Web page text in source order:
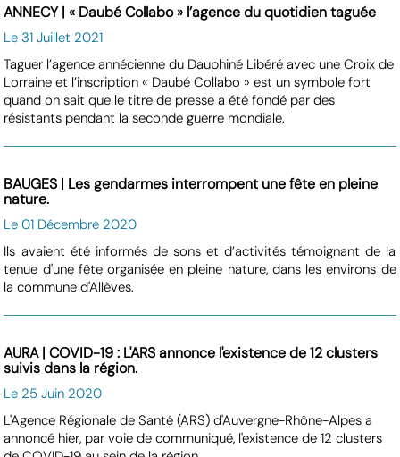
ANNECY | « Daubé Collabo » l’agence du quotidien taguée
Le 31 Juillet 2021
Taguer l’agence annécienne du Dauphiné Libéré avec une Croix de
Lorraine et l’inscription « Daubé Collabo » est un symbole fort
quand on sait que le titre de presse a été fondé par des
résistants pendant la seconde guerre mondiale.
BAUGES | Les gendarmes interrompent une fête en pleine
nature.
Le 01 Décembre 2020
Ils avaient été informés de sons et d’activités témoignant de la
tenue d'une fête organisée en pleine nature, dans les environs de
la commune d'Allèves.
AURA | COVID-19 : L'ARS annonce l'existence de 12 clusters
suivis dans la région.
Le 25 Juin 2020
L'Agence Régionale de Santé (ARS) d'Auvergne-Rhône-Alpes a
annoncé hier, par voie de communiqué, l'existence de 12 clusters